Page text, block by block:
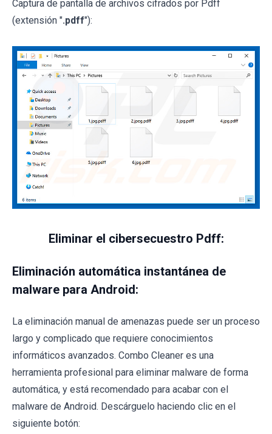
Captura de pantalla de archivos cifrados por Pdff
(extensión ".pdff"):
Eliminar el cibersecuestro Pdff:
Eliminación automática instantánea de
malware para Android:
La eliminación manual de amenazas puede ser un proceso
largo y complicado que requiere conocimientos
informáticos avanzados. Combo Cleaner es una
herramienta profesional para eliminar malware de forma
automática, y está recomendado para acabar con el
malware de Android. Descárguelo haciendo clic en el
siguiente botón: